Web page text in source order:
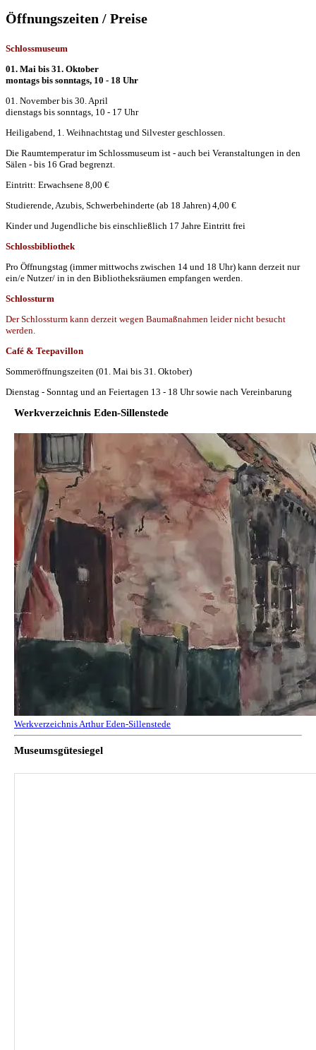
Öffnungszeiten / Preise
Schlossmuseum
01. Mai bis 31. Oktober
montags bis sonntags, 10 - 18 Uhr
01. November bis 30. April
dienstags bis sonntags, 10 - 17 Uhr
Heiligabend, 1. Weihnachtstag und Silvester geschlossen.
Die Raumtemperatur im Schlossmuseum ist - auch bei Veranstaltungen in den
Sälen - bis 16 Grad begrenzt.
Eintritt: Erwachsene 8,00 €
Studierende, Azubis, Schwerbehinderte (ab 18 Jahren) 4,00 €
Kinder und Jugendliche bis einschließlich 17 Jahre Eintritt frei
Schlossbibliothek
Pro Öffnungstag (immer mittwochs zwischen 14 und 18 Uhr) kann derzeit nur
ein/e Nutzer/ in in den Bibliotheksräumen empfangen werden.
Schlossturm
Der Schlossturm kann derzeit wegen Baumaßnahmen leider nicht besucht
werden.
Café & Teepavillon
Sommeröffnungszeiten (01. Mai bis 31. Oktober)
Dienstag - Sonntag und an Feiertagen 13 - 18 Uhr sowie nach Vereinbarung
Werkverzeichnis Eden-Sillenstede
Werkverzeichnis Arthur Eden-Sillenstede
Museumsgütesiegel